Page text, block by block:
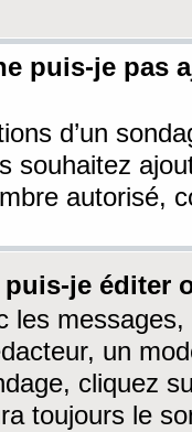
puis-je pas
d’un
souhaitez
autorisé,
puis-je éditer
les
un
cliquez
toujours le